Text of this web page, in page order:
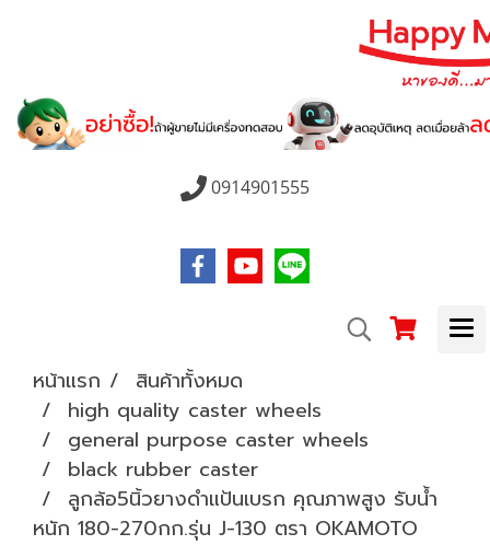
0914901555
หน้าแรก
สินค้าทั้งหมด
high quality caster wheels
general purpose caster wheels
black rubber caster
ลูกล้อ5นิ้วยางดำแป้นเบรก คุณภาพสูง รับน้ำ
หนัก 180-270กก.รุ่น J-130 ตรา OKAMOTO